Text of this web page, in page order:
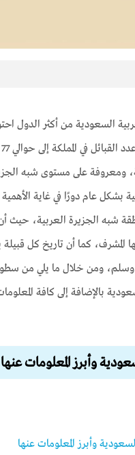
السعودية من أكثر الدول
ومعروفة على مستوى شبه
بشكل عام دورًا في غاية
شبه الجزيرة العربية، حيث أن
المشرف، كما أن تاريخ كل
وسلم، ومن خلال ما يلي من
بالإضافة إلى كافة
وأبرز المعلومات عنها
وأبرز المعلومات عنها